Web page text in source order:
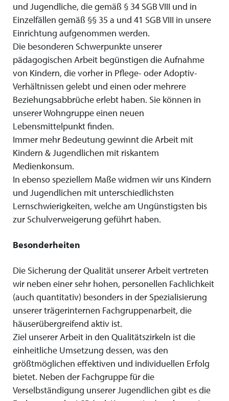
und Jugendliche, die gemäß § 34 SGB VIII und in
Einzelfällen gemäß §§ 35 a und 41 SGB VIII in unsere
Einrichtung aufgenommen werden.
Die besonderen Schwerpunkte unserer
pädagogischen Arbeit begünstigen die Aufnahme
von Kindern, die vorher in Pflege- oder Adoptiv-
Verhältnissen gelebt und einen oder mehrere
Beziehungsabbrüche erlebt haben. Sie können in
unserer Wohngruppe einen neuen
Lebensmittelpunkt finden.
Immer mehr Bedeutung gewinnt die Arbeit mit
Kindern & Jugendlichen mit riskantem
Medienkonsum.
In ebenso speziellem Maße widmen wir uns Kindern
und Jugendlichen mit unterschiedlichsten
Lernschwierigkeiten, welche am Ungünstigsten bis
zur Schulverweigerung geführt haben.
Besonderheiten
Die Sicherung der Qualität unserer Arbeit vertreten
wir neben einer sehr hohen, personellen Fachlichkeit
(auch quantitativ) besonders in der Spezialisierung
unserer trägerinternen Fachgruppenarbeit, die
häuserübergreifend aktiv ist.
Ziel unserer Arbeit in den Qualitätszirkeln ist die
einheitliche Umsetzung dessen, was den
größtmöglichen effektiven und individuellen Erfolg
bietet. Neben der Fachgruppe für die
Verselbständigung unserer Jugendlichen gibt es die